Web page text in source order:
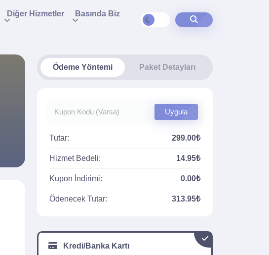
Diğer Hizmetler Basında Biz
Ödeme Yöntemi Paket Detayları
Uygula
Tutar: 299.00₺
Hizmet Bedeli: 14.95₺
Kupon İndirimi: 0.00₺
Ödenecek Tutar: 313.95₺
Kredi/Banka Kartı